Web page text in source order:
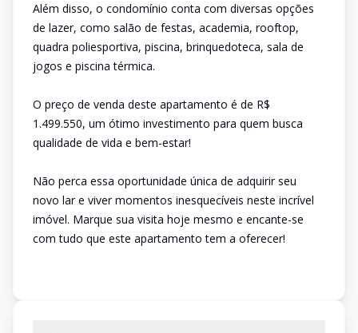
Além disso, o condomínio conta com diversas opções
de lazer, como salão de festas, academia, rooftop,
quadra poliesportiva, piscina, brinquedoteca, sala de
jogos e piscina térmica.
O preço de venda deste apartamento é de R$
1.499.550, um ótimo investimento para quem busca
qualidade de vida e bem-estar!
Não perca essa oportunidade única de adquirir seu
novo lar e viver momentos inesquecíveis neste incrível
imóvel. Marque sua visita hoje mesmo e encante-se
com tudo que este apartamento tem a oferecer!